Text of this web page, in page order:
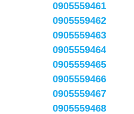
0905559461
0905559462
0905559463
0905559464
0905559465
0905559466
0905559467
0905559468